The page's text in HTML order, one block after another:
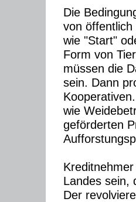
Die
von
wie "Start"
Form von
müssen die
sein. Dann
wie
geförderten
Landes sein,
Der